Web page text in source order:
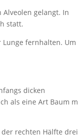
gelangt. In
statt.
fernhalten. Um
dicken
als eine Art Baum
rechten Hälfte drei